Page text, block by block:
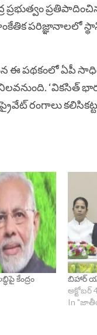
పరిజ్ఞానాలలో
ఈ పథకంలో ఏపీ
‘వికసిత్
ప్రైవేట్ రంగాలు
కేంద్రం
బిహార్
అక్టోబర్
In